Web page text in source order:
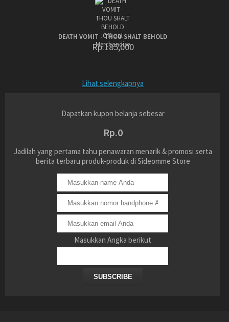
DEATH VOMIT - THOU SHALT BEHOLD
Rp.185,000
Lihat selengkapnya
Dapatkan kupon belanja sebesar
Rp.0
Jadilah yang pertama tahu penawaran menarik & promosi serta
berita terbaru produk-produk di Sideomme Store
Masukkan Angka berikut
SUBSCRIBE